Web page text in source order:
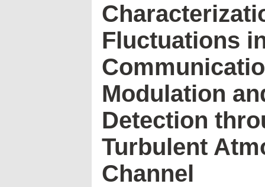
Fluctuations
Modulation
Detection
Turbulent
Channel